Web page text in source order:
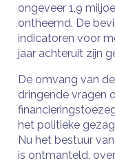
ongeveer 1,9
ontheemd. De
indicatoren voor
jaar achteruit zijn
De omvang van
dringende vragen
het politieke
Nu het bestuur
is ontmanteld,